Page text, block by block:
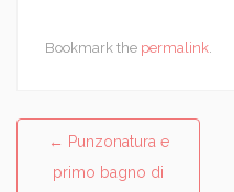
Bookmark the permalink
Post navigation
← Punzonatura e
primo bagno di